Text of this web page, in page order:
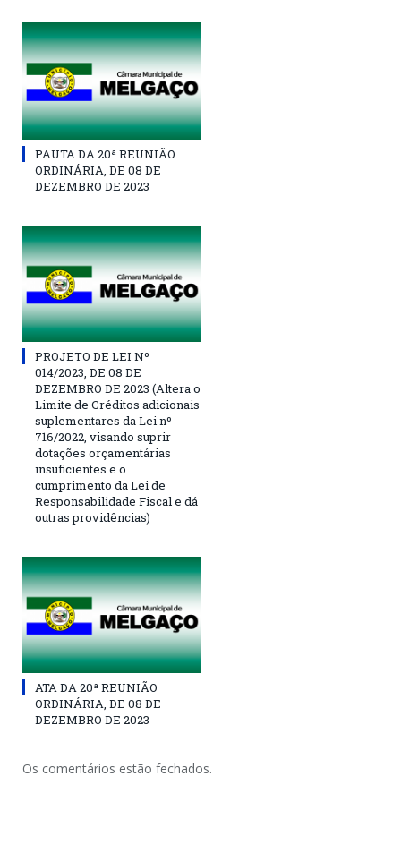
PAUTA DA 20ª REUNIÃO
ORDINÁRIA, DE 08 DE
DEZEMBRO DE 2023
PROJETO DE LEI Nº
014/2023, DE 08 DE
DEZEMBRO DE 2023 (Altera o
Limite de Créditos adicionais
suplementares da Lei nº
716/2022, visando suprir
dotações orçamentárias
insuficientes e o
cumprimento da Lei de
Responsabilidade Fiscal e dá
outras providências)
ATA DA 20ª REUNIÃO
ORDINÁRIA, DE 08 DE
DEZEMBRO DE 2023
Os comentários estão fechados.